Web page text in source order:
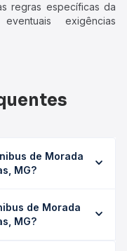
regras específicas da
exigências
de Morada
MG?
podendo variar
de Morada
MG?